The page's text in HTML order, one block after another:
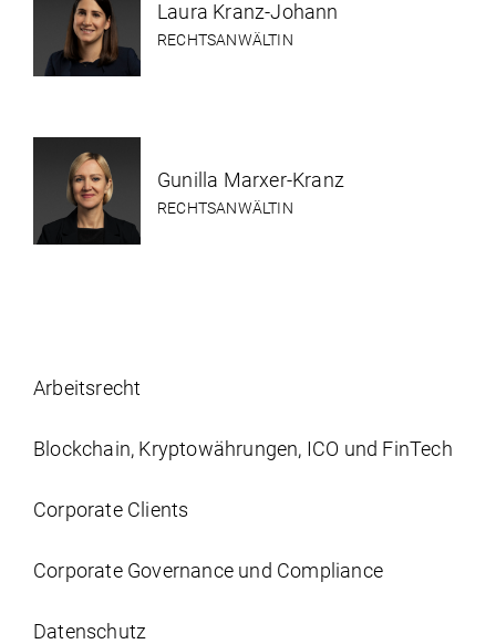
Laura Kranz-Johann
RECHTSANWÄLTIN
Gunilla Marxer-Kranz
RECHTSANWÄLTIN
Arbeits­recht
Blockchain, Kryptowährungen, ICO und FinTech
Corporate Clients
Corporate Governance und Compliance
Datenschutz